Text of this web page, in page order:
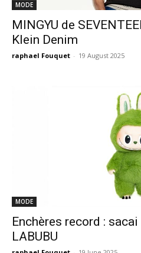
MODE
MINGYU de
Klein Denim
raphael Fouquet - 19 August 2025
MODE
Enchères record :
LABUBU